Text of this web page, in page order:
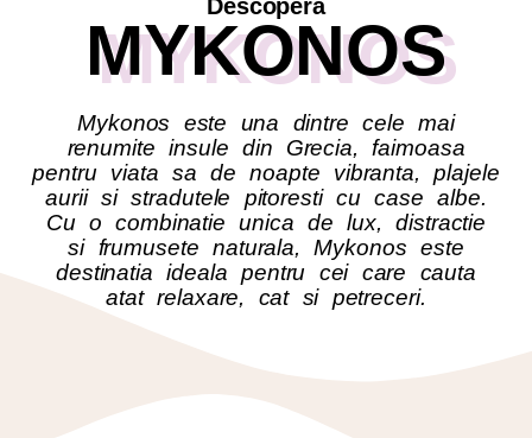
Descopera
MYKONOS
Mykonos este una dintre cele mai
renumite insule din Grecia, faimoasa
pentru viata sa de noapte vibranta, plajele
aurii si stradutele pitoresti cu case albe.
Cu o combinatie unica de lux, distractie
si frumusete naturala, Mykonos este
destinatia ideala pentru cei care cauta
atat relaxare, cat si petreceri.